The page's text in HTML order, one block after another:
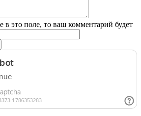
в это поле, то ваш комментарий будет